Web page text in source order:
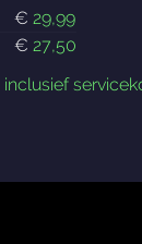
€ 29,99
€ 27,50
inclusief